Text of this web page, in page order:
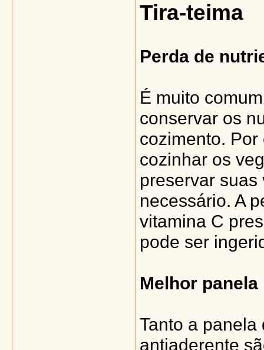
Tira-teima
Perda de
É muito
conservar os
cozimento.
cozinhar os
preservar
necessário. A
vitamina C
pode ser
Melhor panela
Tanto a
antiaderente